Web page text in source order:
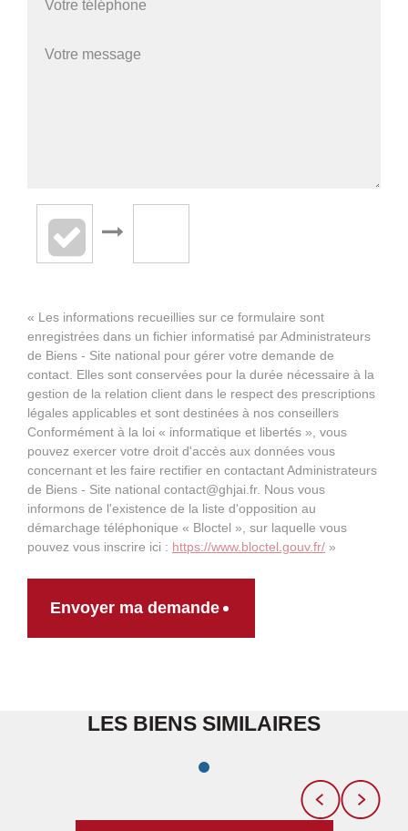
« Les informations recueillies sur ce formulaire sont
enregistrées dans un fichier informatisé par Administrateurs
de Biens - Site national pour gérer votre demande de
contact. Elles sont conservées pour la durée nécessaire à la
gestion de la relation client dans le respect des prescriptions
légales applicables et sont destinées à nos conseillers
Conformément à la loi « informatique et libertés », vous
pouvez exercer votre droit d'accès aux données vous
concernant et les faire rectifier en contactant Administrateurs
de Biens - Site national contact@ghjai.fr. Nous vous
informons de l'existence de la liste d'opposition au
démarchage téléphonique « Bloctel », sur laquelle vous
pouvez vous inscrire ici : https://www.bloctel.gouv.fr/ »
Envoyer ma demande
LES BIENS SIMILAIRES